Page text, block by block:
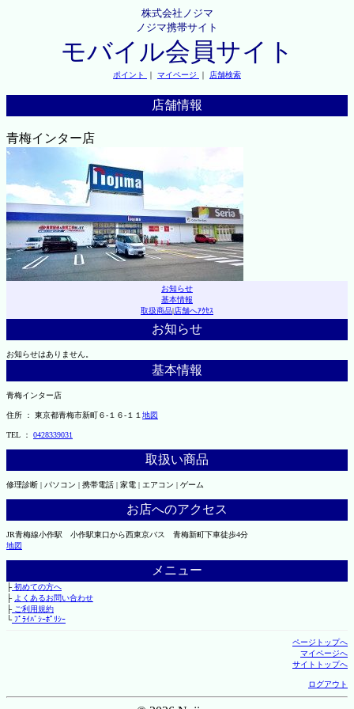
株式会社ノジマ
ノジマ携帯サイト
モバイル会員サイト
ポイント ｜ マイページ ｜ 店舗検索
店舗情報
青梅インター店
お知らせ
基本情報
取扱商品|店舗へｱｸｾｽ
お知らせ
お知らせはありません。
基本情報
青梅インター店
住所 ： 東京都青梅市新町６-１６-１１ 地図
TEL ： 0428339031
取扱い商品
修理診断 | パソコン | 携帯電話 | 家電 | エアコン | ゲーム
お店へのアクセス
JR青梅線小作駅 小作駅東口から西東京バス 青梅新町下車徒歩4分
地図
メニュー
├初めての方へ
├ よくあるお問い合わせ
├ご利用規約
└ﾌﾟﾗｲﾊﾞｼｰﾎﾟﾘｼｰ
ページトップへ
マイページへ
サイトトップへ
ログアウト